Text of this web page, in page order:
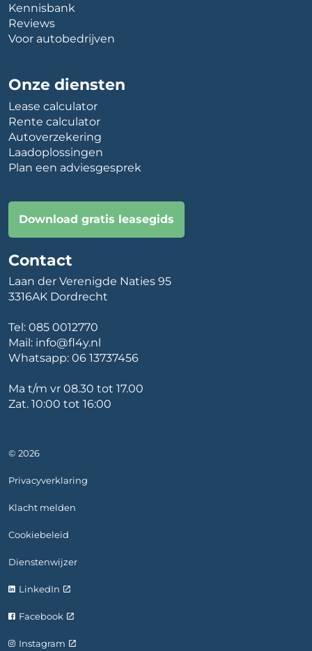
Kennisbank
Reviews
Voor autobedrijven
Onze diensten
Lease calculator
Rente calculator
Autoverzekering
Laadoplossingen
Plan een adviesgesprek
Download gratis leasegids
Contact
Laan der Verenigde Naties 95
3316AK Dordrecht
Tel: 085 0012770
Mail: info@fl4y.nl
Whatsapp: 06 13737456
Ma t/m vr 08.30 tot 17.00
Zat. 10:00 tot 16:00
© 2026
Privacyverklaring
Klacht melden
Cookiebeleid
Dienstenwijzer
LinkedIn
Facebook
Instagram